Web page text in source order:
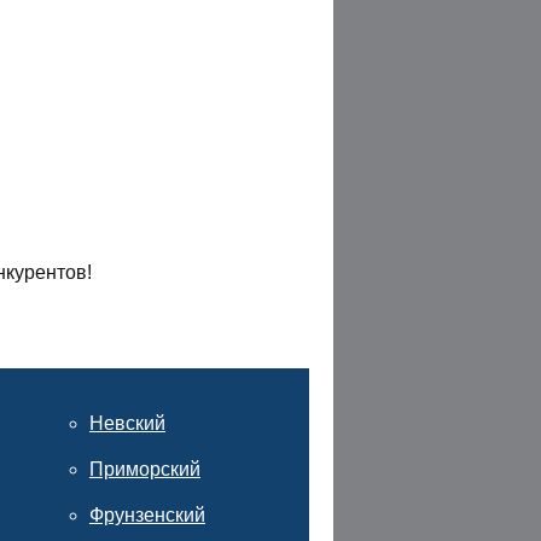
Невский
Приморский
Фрунзенский